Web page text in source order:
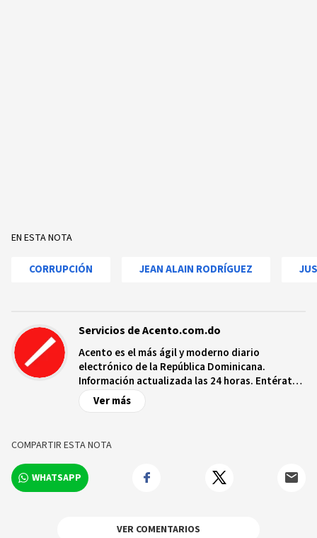
EN ESTA NOTA
CORRUPCIÓN JEAN ALAIN RODRÍGUEZ
Servicios de Acento.com.do
Acento es el más ágil y moderno diario
electrónico de la República Dominicana.
Información actualizada las 24 horas. Entérate
de las noticias y sucesos más importantes a
nivel nacional e internacional, videos y fotos
Ver más
COMPARTIR ESTA NOTA
WHATSAPP
VER COMENTARIOS